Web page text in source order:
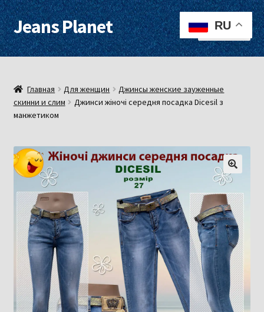
Перейти
к
навигации
Перейти
к
содержимому
Jeans Planet Меню
Для женщин
Для мужчин
О нас
Оплата, доставка
Контакты
Примерочная
Главная Для женщин
Джинсы женские зауженные
скинни и слим
Джинси жіночі середня посадка Dicesil з
манжетиком
RU